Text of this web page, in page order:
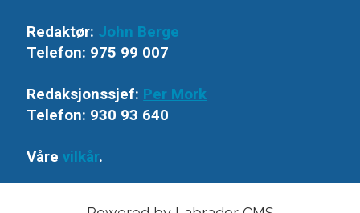
Redaktør: John Berge
Telefon: 975 99 007
Redaksjonssjef: Per Mork
Telefon: 930 93 640
Vårevilkår.